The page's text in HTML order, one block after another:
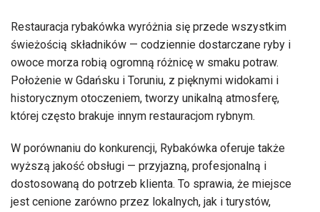
Restauracja rybakówka wyróżnia się przede wszystkim
świeżością składników — codziennie dostarczane ryby i
owoce morza robią ogromną różnicę w smaku potraw.
Położenie w Gdańsku i Toruniu, z pięknymi widokami i
historycznym otoczeniem, tworzy unikalną atmosferę,
której często brakuje innym restauracjom rybnym.
W porównaniu do konkurencji, Rybakówka oferuje także
wyższą jakość obsługi — przyjazną, profesjonalną i
dostosowaną do potrzeb klienta. To sprawia, że miejsce
jest cenione zarówno przez lokalnych, jak i turystów,